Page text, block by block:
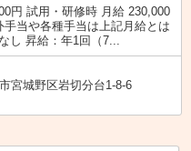
円 試用・研修時 月給 230,000
当や各種手当は上記月給とは
し 昇給：年1回（7...
宮城野区岩切分台1-8-6